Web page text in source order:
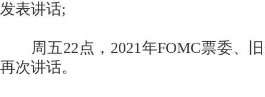
发表讲话;
周五22点，2021年FOMC票委、
再次讲话。